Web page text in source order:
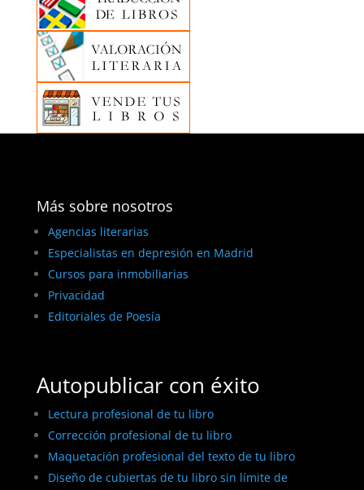
Más sobre nosotros
Agencias literarias
Especialistas en depresión en Madrid
Cursos para inmobiliarias
Privacidad
Editoriales de Poesía
Autopublicar con éxito
Lectura profesional de tu libro
Corrección profesional de tu libro
Maquetación profesional del texto de tu libro
Diseño de cubiertas de tu libro sin límite de